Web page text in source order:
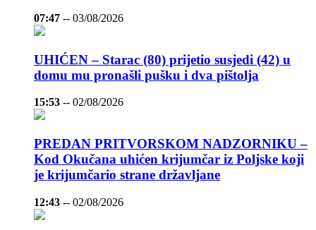
07:47 -- 03/08/2026
UHIĆEN – Starac (80) prijetio susjedi (42) u
domu mu pronašli pušku i dva pištolja
15:53 -- 02/08/2026
PREDAN PRITVORSKOM NADZORNIKU –
Kod Okučana uhićen krijumčar iz Poljske koji
je krijumčario strane državljane
12:43 -- 02/08/2026